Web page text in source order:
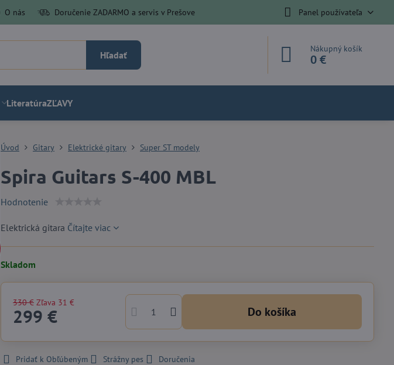
O nás Doručenie ZADARMO a servis v Prešove Panel používateľa
Hľadať
Nákupný košík
0 €
LiteratúraZĽAVY
Úvod Gitary Elektrické gitary Super ST modely
Spira Guitars S-400 MBL
Hodnotenie
Elektrická gitara Čítajte viac
Skladom
330 € Zľava 31 €
299 € Do košíka
Pridať k Obľúbeným Strážny pes Doručenia